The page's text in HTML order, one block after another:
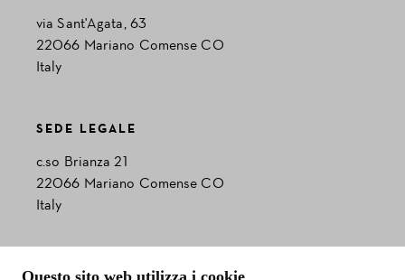
Questo sito web utilizza i cookie
via Sant'Agata, 63
22066 Mariano Comense CO
Italy
SEDE LEGALE
c.so Brianza 21
22066 Mariano Comense CO
Italy
GENERAL REQUEST